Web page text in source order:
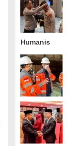
Humanis